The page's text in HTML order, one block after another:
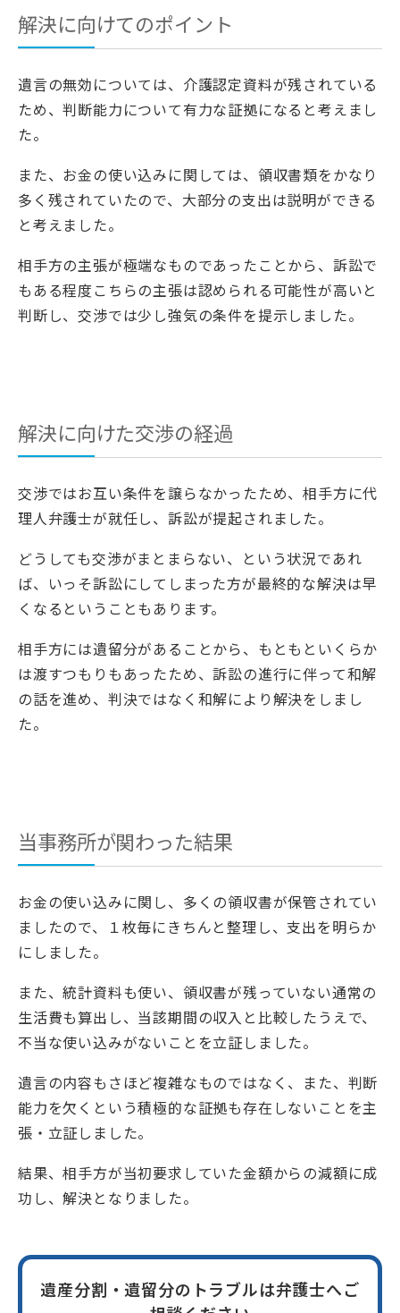
解決に向けてのポイント
遺言の無効については、介護認定資料が残されている
ため、判断能力について有力な証拠になると考えまし
た。
また、お金の使い込みに関しては、領収書類をかなり
多く残されていたので、大部分の支出は説明ができる
と考えました。
相手方の主張が極端なものであったことから、訴訟で
もある程度こちらの主張は認められる可能性が高いと
判断し、交渉では少し強気の条件を提示しました。
解決に向けた交渉の経過
交渉ではお互い条件を譲らなかったため、相手方に代
理人弁護士が就任し、訴訟が提起されました。
どうしても交渉がまとまらない、という状況であれ
ば、いっそ訴訟にしてしまった方が最終的な解決は早
くなるということもあります。
相手方には遺留分があることから、もともといくらか
は渡すつもりもあったため、訴訟の進行に伴って和解
の話を進め、判決ではなく和解により解決をしまし
た。
当事務所が関わった結果
お金の使い込みに関し、多くの領収書が保管されてい
ましたので、１枚毎にきちんと整理し、支出を明らか
にしました。
また、統計資料も使い、領収書が残っていない通常の
生活費も算出し、当該期間の収入と比較したうえで、
不当な使い込みがないことを立証しました。
遺言の内容もさほど複雑なものではなく、また、判断
能力を欠くという積極的な証拠も存在しないことを主
張・立証しました。
結果、相手方が当初要求していた金額からの減額に成
功し、解決となりました。
遺産分割・遺留分のトラブルは弁護士へご